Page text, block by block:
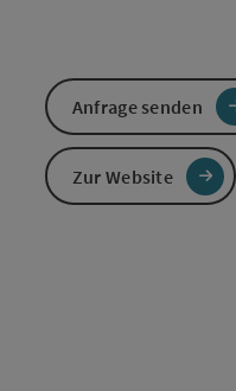
Anfrage senden
Zur Website